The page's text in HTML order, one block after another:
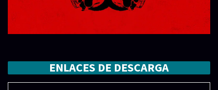
ENLACES DE DESCARGA